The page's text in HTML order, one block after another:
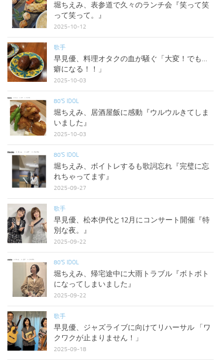
堀ちえみ、表参道で久々のランチ会『笑って笑
って笑って。』
2025-10-12
歌手
早見優、料理オタクの血が騒ぐ「大変！でも…
癖になる！！」
2025-10-03
80'S IDOL
堀ちえみ、居酒屋飯に感動『ウルウルきてしま
いました』
2025-10-03
80'S IDOL
堀ちえみ、ボイトレするも歌詞忘れ『完璧に忘
れちゃってます』
2025-09-27
歌手
早見優、松本伊代と12月にコンサート開催『特
別な夜。』
2025-09-22
80'S IDOL
堀ちえみ、帰宅途中に大雨トラブル『ボトボト
になってしまいました』
2025-09-22
歌手
早見優、ジャズライブに向けてリハーサル 「ワ
クワクが止まりません！」
2025-09-18